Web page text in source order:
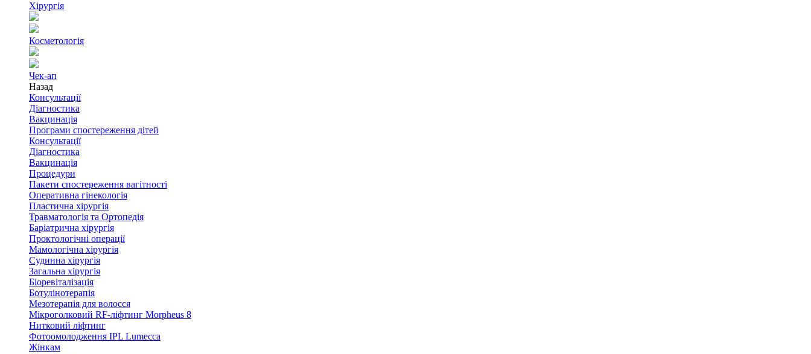
Хірургія
Косметологія
Чек-ап
Назад
Консультації
Діагностика
Вакцинація
Програми спостереження дітей
Консультації
Діагностика
Вакцинація
Процедури
Пакети спостереження вагітності
Оперативна гінекологія
Пластична хірургія
Травматологія та Ортопедія
Баріатрична хірургія
Проктологічні операції
Мамологічна хірургія
Судинна хірургія
Загальна хірургія
Біоревіталізація
Ботулінотерапія
Мезотерапія для волосся
Мікроголковий RF-ліфтинг Morpheus 8
Нитковий ліфтинг
Фотоомолодження IPL Lumecca
Жінкам